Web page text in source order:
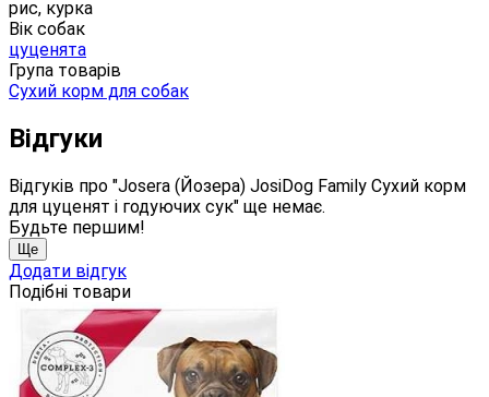
рис, курка
Вік собак
цуценята
Група товарів
Сухий корм для собак
Відгуки
Відгуків про "Josera (Йозера) JosiDog Family Сухий корм
для цуценят і годуючих сук" ще немає.
Будьте першим!
Ще
Додати відгук
Подібні товари